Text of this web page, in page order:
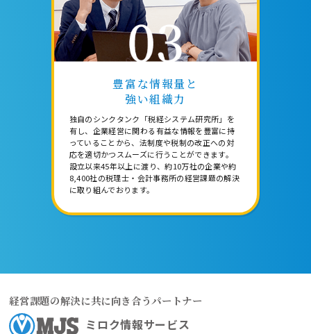
豊富な情報量と
強い組織力
独自のシンクタンク「税経システム研究所」を
有し、企業経営に関わる有益な情報を豊富に持
っていることから、法制度や税制の改正への対
応を適切かつスムーズに行うことができます。
設立以来45年以上に渡り、約10万社の企業や約
8,400社の税理士・会計事務所の経営課題の解決
に取り組んでおります。
経営課題の解決に共に向き合うパートナー
ミロク情報サービス